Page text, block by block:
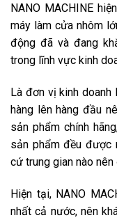
NANO MACHINE
máy làm cửa nhôm
động đã và đang
trong lĩnh vực kinh
Là đơn vị kinh doanh
hàng lên hàng đầu
sản phẩm chính
sản phẩm đều được
cứ trung gian nào
Hiện tại, NANO
nhất cả nước, nên